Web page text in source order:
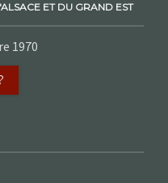
ET DU GRAND EST
1970